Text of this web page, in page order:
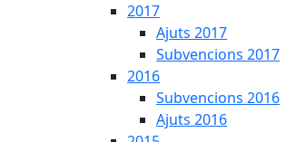
2017
Ajuts 2017
Subvencions 2017
2016
Subvencions 2016
Ajuts 2016